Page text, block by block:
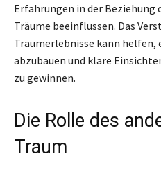
Erfahrungen in der Beziehung
Träume beeinflussen. Das
Traumerlebnisse kann
abzubauen und klare
zu gewinnen.
Die Rolle des
Traum